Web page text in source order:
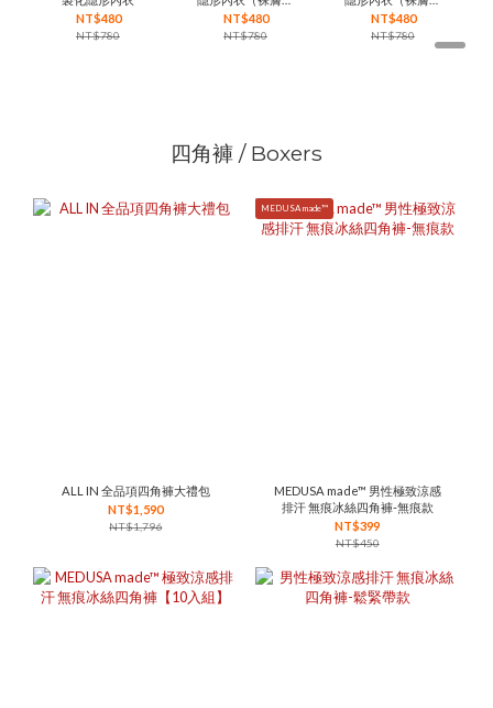
NT$480
NT$780
粉膚）
NT$480
NT$780
粉膚）
NT$480
NT$780
四角褲 / Boxers
ALL IN 全品項四角褲大禮包
NT$1,590
NT$1,796
MEDUSA made™
MEDUSA made™ 男性極致涼感
排汗 無痕冰絲四角褲-無痕款
NT$399
NT$450